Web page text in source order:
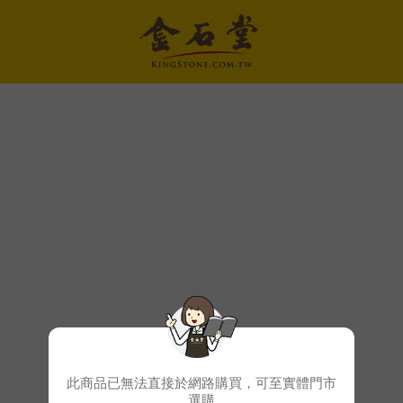
此商品已無法直接於網路購買，可至實體門市
選購